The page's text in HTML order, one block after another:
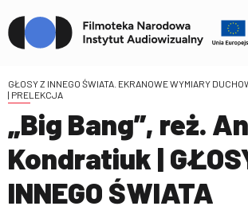
GŁOSY Z INNEGO ŚWIATA. EKRANOWE WYMIARY
| PRELEKCJA
„Big Bang”, reż.
Kondratiuk |
INNEGO ŚWIATA